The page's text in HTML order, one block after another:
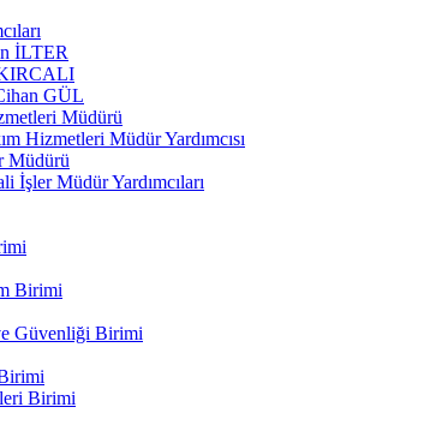
İLTER
GÜL
Müdürü
Hizmetleri Müdür Yardımcısı
Müdürü
İşler Müdür Yardımcıları
Birimi
Güvenliği Birimi
Birimi